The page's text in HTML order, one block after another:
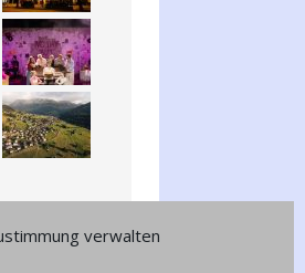
verwalten